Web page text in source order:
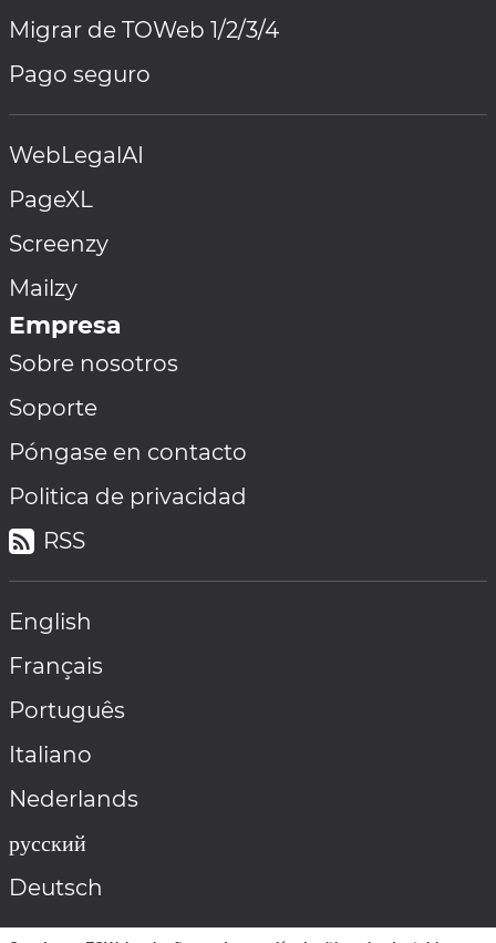
Migrar de TOWeb 1/2/3/4
Pago seguro
WebLegalAI
PageXL
Screenzy
Mailzy
Empresa
Sobre nosotros
Soporte
Póngase en contacto
Politica de privacidad
RSS
English
Français
Português
Italiano
Nederlands
русский
Deutsch